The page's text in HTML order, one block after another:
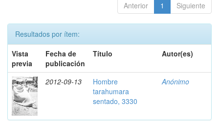
Anterior 1 Siguiente
Resultados por ítem:
Vista
previa
Fecha de
publicación
Título Autor(es)
2012-09-13
Hombre
tarahumara
sentado, 3330
Anónimo